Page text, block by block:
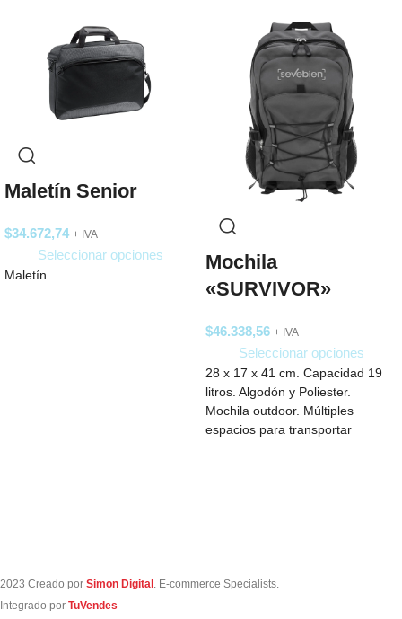
Maletín Senior
$34.672,74 + IVA
Seleccionar opciones
Maletín
Mochila
«SURVIVOR»
$46.338,56 + IVA
Seleccionar opciones
28 x 17 x 41 cm. Capacidad 19
litros. Algodón y Poliester.
Mochila outdoor. Múltiples
espacios para transportar
2023 Creado por Simon Digital . E-commerce Specialists.
Integrado por TuVendes